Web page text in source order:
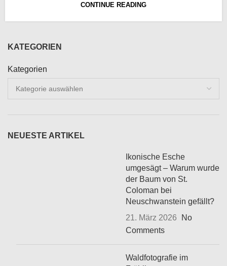
CONTINUE READING
KATEGORIEN
Kategorien
NEUESTE ARTIKEL
Ikonische Esche
umgesägt – Warum wurde
der Baum von St.
Coloman bei
Neuschwanstein gefällt?
21. März 2026
No
Comments
Waldfotografie im